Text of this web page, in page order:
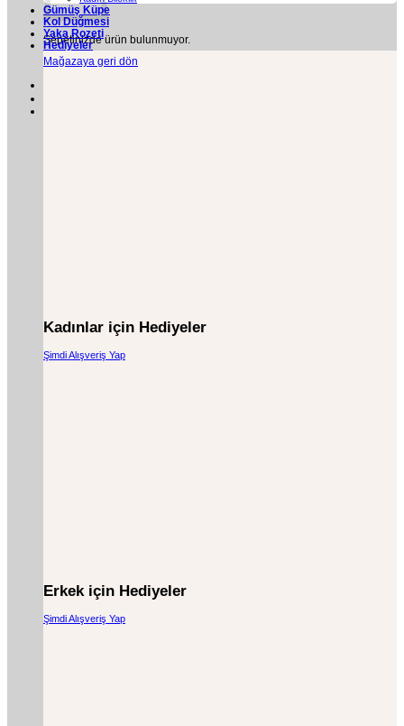
Sepetinizde ürün bulunmuyor.
Mağazaya geri dön
Gümüş Küpe
Kol Düğmesi
Yaka Rozeti
Hediyeler
Kadınlar için Hediyeler
Şimdi Alışveriş Yap
Erkek için Hediyeler
Şimdi Alışveriş Yap